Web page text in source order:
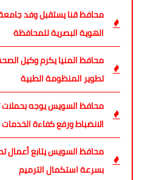
محافظ قنا يستقبل وفد
الهوية البصرية للمحافظة
محافظ المنيا يكرم وكيل
تطوير المنظومة الطبية
محافظ السويس يوجه بحملات
الانضباط ورفع كفاءة الخدمات
محافظ السويس يتابع أعمال
بسرعة استكمال الترميم